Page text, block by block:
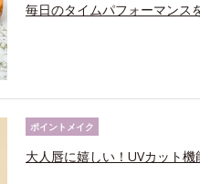
毎日のタイムパフォーマンス
ポイントメイク
大人唇に嬉しい！UVカット